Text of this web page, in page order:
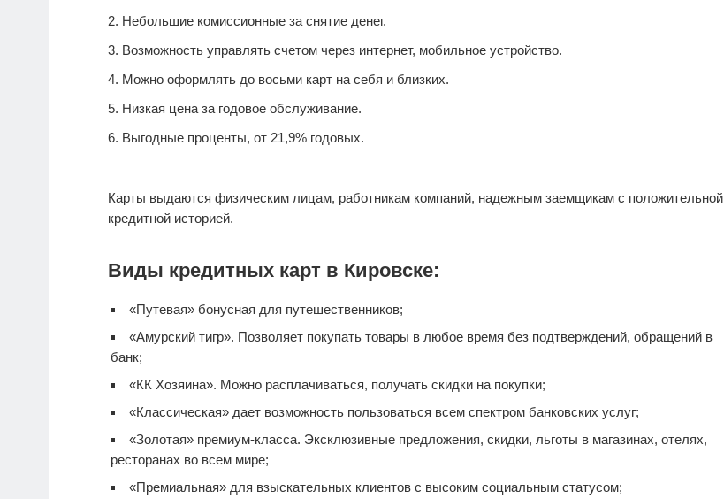
Небольшие комиссионные за снятие денег.
Возможность управлять счетом через интернет, мобильное устройство.
Можно оформлять до восьми карт на себя и близких.
Низкая цена за годовое обслуживание.
Выгодные проценты, от 21,9% годовых.
Карты выдаются физическим лицам, работникам компаний, надежным заемщикам с положительной
кредитной историей.
Виды кредитных карт в Кировске:
«Путевая» бонусная для путешественников;
«Амурский тигр». Позволяет покупать товары в любое время без подтверждений, обращений в
банк;
«КК Хозяина». Можно расплачиваться, получать скидки на покупки;
«Классическая» дает возможность пользоваться всем спектром банковских услуг;
«Золотая» премиум-класса. Эксклюзивные предложения, скидки, льготы в магазинах, отелях,
ресторанах во всем мире;
«Премиальная» для взыскательных клиентов с высоким социальным статусом;